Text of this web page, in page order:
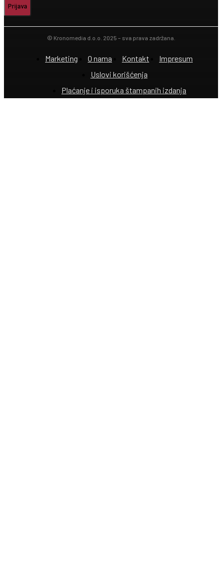
Prijava
© Kronomedia d.o.o. 2025 – sva prava zadržana.
Marketing O nama Kontakt
Impresum
Uslovi korišćenja
Plaćanje i isporuka štampanih izdanja